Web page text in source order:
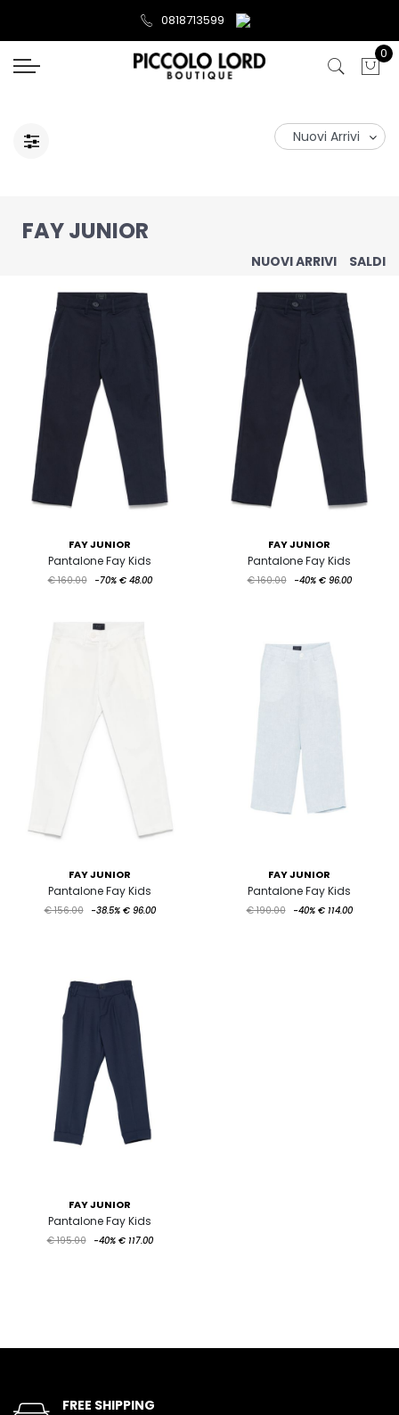
0818713599
0
FAY JUNIOR
NUOVI ARRIVI SALDI
FAY JUNIOR
Pantalone Fay Kids
€ 160.00 -70% € 48.00
FAY JUNIOR
Pantalone Fay Kids
€ 160.00 -40% € 96.00
FAY JUNIOR
Pantalone Fay Kids
€ 156.00 -38.5% € 96.00
FAY JUNIOR
Pantalone Fay Kids
€ 190.00 -40% € 114.00
FAY JUNIOR
Pantalone Fay Kids
€ 195.00 -40% € 117.00
FREE SHIPPING